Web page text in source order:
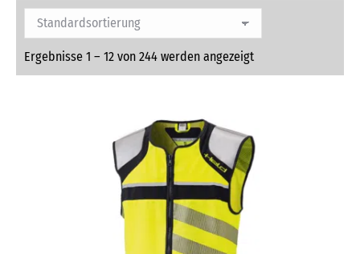
Ergebnisse 1 – 12 von 244 werden angezeigt